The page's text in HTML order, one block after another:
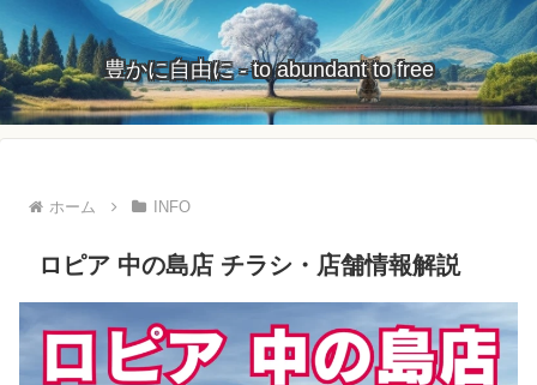
豊かに自由に - to abundant to free
ホーム INFO
ロピア 中の島店 チラシ・店舗情報解説